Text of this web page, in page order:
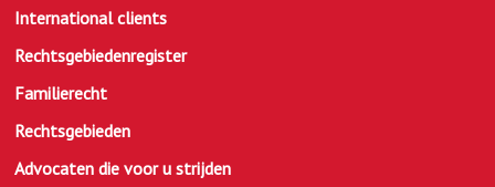
International clients
Rechtsgebiedenregister
Familierecht
Rechtsgebieden
Advocaten die voor u strijden